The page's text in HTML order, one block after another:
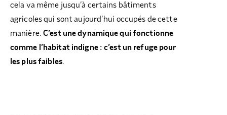
cela va même jusqu’à certains bâtiments
agricoles qui sont aujourd’hui occupés de cette
manière.C’est une dynamique qui fonctionne
comme l’habitat indigne : c’est un refuge pour
les plus faibles.